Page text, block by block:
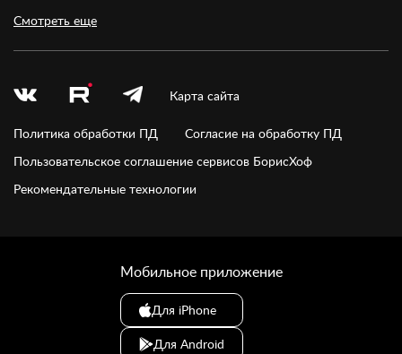
Смотреть еще
Карта сайта
Политика обработки ПД
Согласие на обработку ПД
Пользовательское соглашение сервисов БорисХоф
Рекомендательные технологии
Мобильное приложение
Для iPhone
Для Android